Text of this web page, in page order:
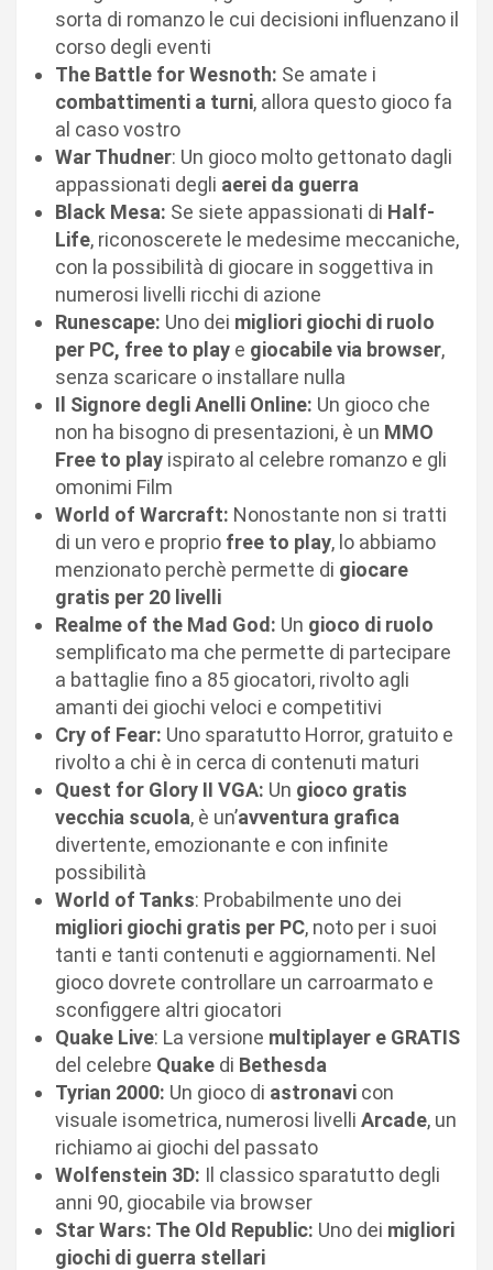
sorta di romanzo le cui decisioni influenzano il
corso degli eventi
The Battle for Wesnoth: Se amate i
combattimenti a turni, allora questo gioco fa
al caso vostro
War Thudner: Un gioco molto gettonato dagli
appassionati degli aerei da guerra
Black Mesa: Se siete appassionati di Half-
Life, riconoscerete le medesime meccaniche,
con la possibilità di giocare in soggettiva in
numerosi livelli ricchi di azione
Runescape: Uno dei migliori giochi di ruolo
per PC, free to play e giocabile via browser,
senza scaricare o installare nulla
Il Signore degli Anelli Online: Un gioco che
non ha bisogno di presentazioni, è un MMO
Free to play ispirato al celebre romanzo e gli
omonimi Film
World of Warcraft: Nonostante non si tratti
di un vero e proprio free to play, lo abbiamo
menzionato perchè permette di giocare
gratis per 20 livelli
Realme of the Mad God: Un gioco di ruolo
semplificato ma che permette di partecipare
a battaglie fino a 85 giocatori, rivolto agli
amanti dei giochi veloci e competitivi
Cry of Fear: Uno sparatutto Horror, gratuito e
rivolto a chi è in cerca di contenuti maturi
Quest for Glory II VGA: Un gioco gratis
vecchia scuola, è un’avventura grafica
divertente, emozionante e con infinite
possibilità
World of Tanks: Probabilmente uno dei
migliori giochi gratis per PC, noto per i suoi
tanti e tanti contenuti e aggiornamenti. Nel
gioco dovrete controllare un carroarmato e
sconfiggere altri giocatori
Quake Live: La versione multiplayer e GRATIS
del celebre Quake di Bethesda
Tyrian 2000: Un gioco di astronavi con
visuale isometrica, numerosi livelli Arcade, un
richiamo ai giochi del passato
Wolfenstein 3D: Il classico sparatutto degli
anni 90, giocabile via browser
Star Wars: The Old Republic: Uno dei migliori
giochi di guerra stellari